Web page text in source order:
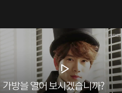
가방을 열어 보시겠습니까?